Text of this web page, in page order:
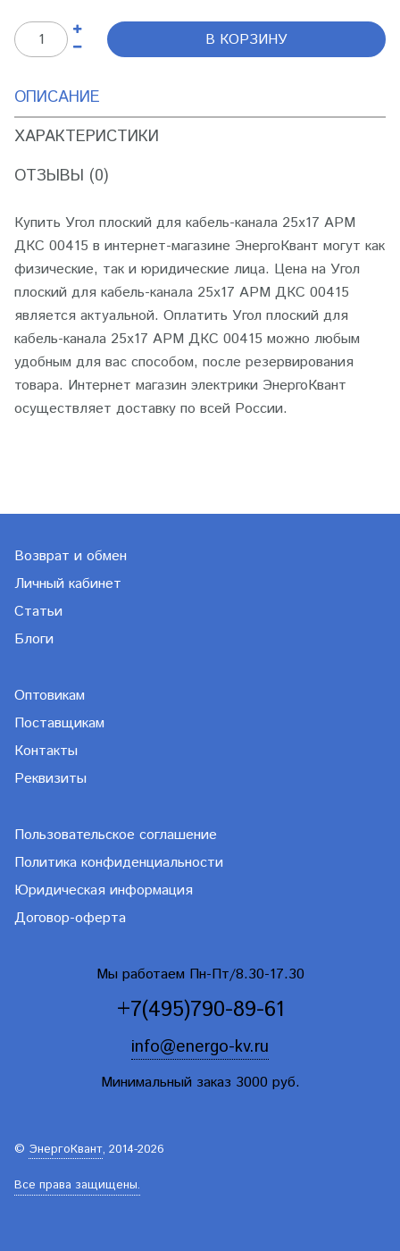
В КОРЗИНУ
ОПИСАНИЕ
ХАРАКТЕРИСТИКИ
ОТЗЫВЫ (0)
Купить Угол плоский для кабель-канала 25х17 APM
ДКС 00415 в интернет-магазине ЭнергоКвант могут как
физические, так и юридические лица. Цена на Угол
плоский для кабель-канала 25х17 APM ДКС 00415
является актуальной. Оплатить Угол плоский для
кабель-канала 25х17 APM ДКС 00415 можно любым
удобным для вас способом, после резервирования
товара. Интернет магазин электрики ЭнергоКвант
осуществляет доставку по всей России.
Возврат и обмен
Личный кабинет
Статьи
Блоги
Оптовикам
Поставщикам
Контакты
Реквизиты
Пользовательское соглашение
Политика конфиденциальности
Юридическая информация
Договор-оферта
Мы работаем Пн-Пт/8.30-17.30
+7(495)790-89-61
info@energo-kv.ru
Минимальный заказ 3000 руб.
© ЭнергоКвант, 2014-2026
Все права защищены.